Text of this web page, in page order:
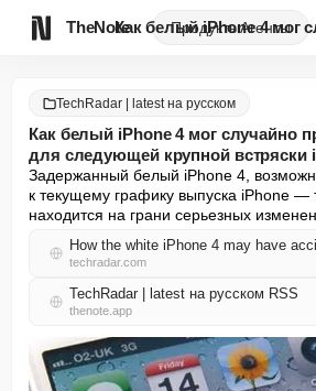
TheNote ПродуктыАгенты
TechRadar | latest на русском
Как белый iPhone 4 мог случайно
для следующей крупной встряски
Задержанный белый iPhone 4,
к текущему графику выпуска iPhone —
находится на грани серьезных
techradar.com
TechRadar | latest на русском RSS
thenote.app